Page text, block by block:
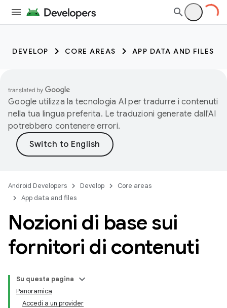
DEVELOP CORE AREAS APP DATA AND FILES
Google utilizza la tecnologia AI per tradurre i contenuti
nella tua lingua preferita. Le traduzioni generate dall'AI
potrebbero contenere errori.
Android Developers Develop
Core areas
App data and files
Nozioni di base sui
fornitori di contenuti
Su questa pagina
Panoramica
Accedi a un provider